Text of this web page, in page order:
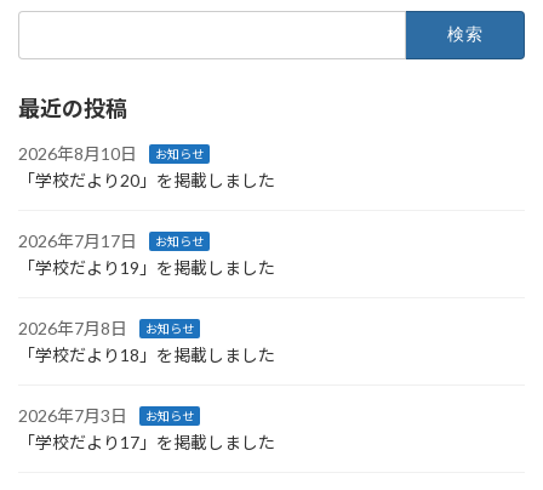
最近の投稿
2026年8月10日 お知らせ
「学校だより20」を掲載しました
2026年7月17日 お知らせ
「学校だより19」を掲載しました
2026年7月8日 お知らせ
「学校だより18」を掲載しました
2026年7月3日 お知らせ
「学校だより17」を掲載しました